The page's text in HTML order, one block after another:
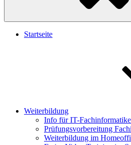
Startseite
Weiterbildung
Info für IT-
Prüfungsvorbereitung
Weiterbildung im